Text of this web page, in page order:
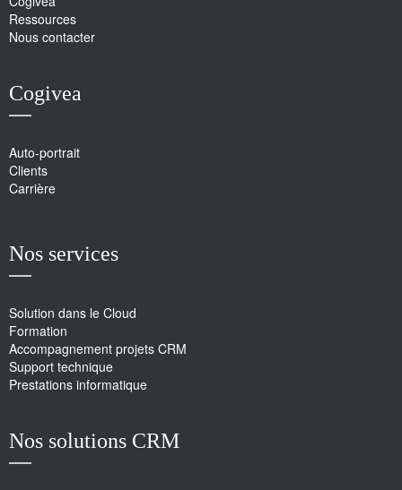
Ressources
Nous contacter
Cogivea
Auto-portrait
Clients
Carrière
Nos services
Solution dans le Cloud
Formation
Accompagnement projets CRM
Support technique
Prestations informatique
Nos solutions CRM